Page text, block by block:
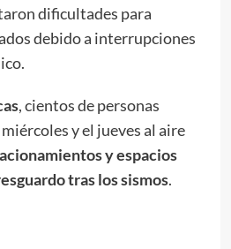
dificultades para
debido a interrupciones
, cientos de personas
y el jueves al aire
y espacios
tras los sismos.